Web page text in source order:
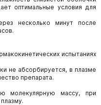
оптимальные условия для
несколько минут после
испытаниях
не абсорбируется, в плазме
препарата.
молекулярную массу, при